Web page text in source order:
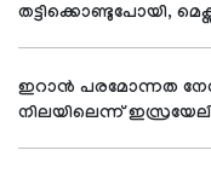
തട്ടിക്കൊണ്ടുപോയി,
ഇറാന്‍ പരമോന്നത
നിലയിലെന്ന് ഇസ്രയേലി